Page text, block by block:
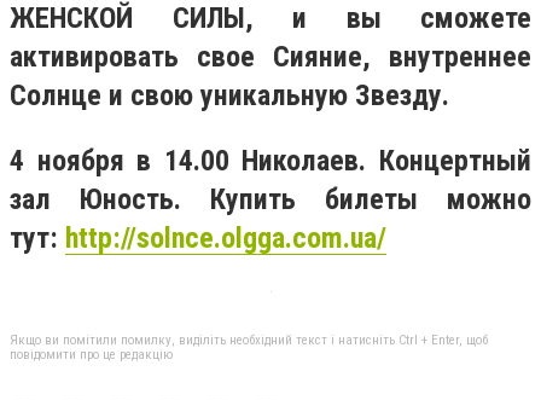
ЖЕНСКОЙ СИЛЫ, и вы сможете
активировать свое Сияние, внутреннее
Солнце и свою уникальную Звезду.
4 ноября в 14.00 Николаев. Концертный
зал Юность. Купить билеты можно
тут: http://solnce.olgga.com.ua/
Якщо ви помітили помилку, виділіть необхідний текст і натисніть Ctrl + Enter, щоб
повідомити про це редакцію